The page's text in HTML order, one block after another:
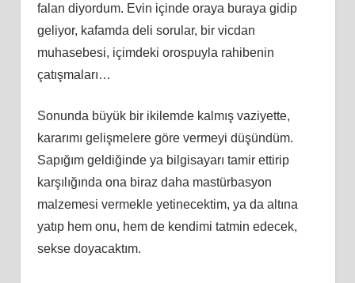
falan diyordum. Evin içinde oraya buraya gidip
geliyor, kafamda deli sorular, bir vicdan
muhasebesi, içimdeki orospuyla rahibenin
çatışmaları…
Sonunda büyük bir ikilemde kalmış vaziyette,
kararımı gelişmelere göre vermeyi düşündüm.
Sapığım geldiğinde ya bilgisayarı tamir ettirip
karşılığında ona biraz daha mastürbasyon
malzemesi vermekle yetinecektim, ya da altına
yatıp hem onu, hem de kendimi tatmin edecek,
sekse doyacaktım.